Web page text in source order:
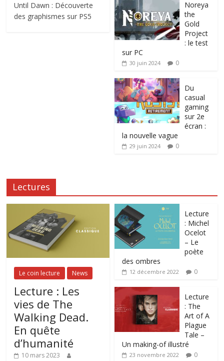
Until Dawn : Découverte
des graphismes sur PS5
Noreya
the
Gold
Project
: le test
sur PC
30 juin 2024 0
Du
casual
gaming
sur 2e
écran :
la nouvelle vague
29 juin 2024 0
Lectures
Le coin lecture News
Lecture : Les
vies de The
Walking Dead.
En quête
d’humanité
10 mars 2023
Lecture
: Michel
Ocelot
– Le
poète
des ombres
12 décembre 2022 0
Lecture
: The
Art of A
Plague
Tale –
Un making-of illustré
23 novembre 2022 0